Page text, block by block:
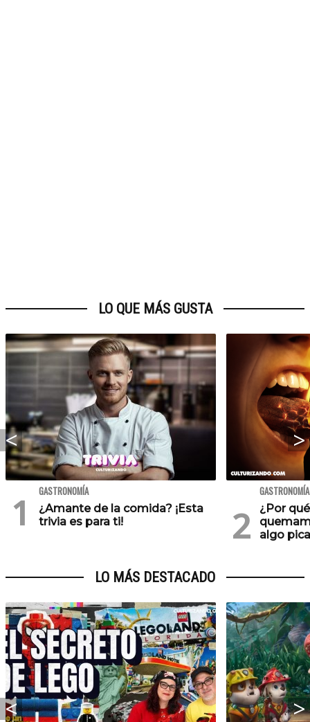
LO QUE MÁS GUSTA
GASTRONOMÍA
¿Amante de la comida? ¡Esta
trivia es para ti!
GASTRONOMÍA
¿Por
algo
LO MÁS DESTACADO